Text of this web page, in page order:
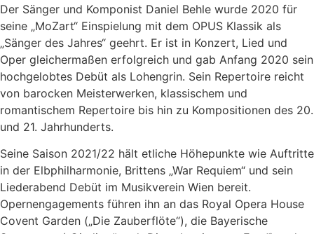
Der Sänger und Komponist Daniel Behle wurde 2020 für
seine „MoZart“ Einspielung mit dem OPUS Klassik als
„Sänger des Jahres“ geehrt. Er ist in Konzert, Lied und
Oper gleichermaßen erfolgreich und gab Anfang 2020 sein
hochgelobtes Debüt als Lohengrin. Sein Repertoire reicht
von barocken Meisterwerken, klassischem und
romantischem Repertoire bis hin zu Kompositionen des 20.
und 21. Jahrhunderts.
Seine Saison 2021/22 hält etliche Höhepunkte wie Auftritte
in der Elbphilharmonie, Brittens „War Requiem“ und sein
Liederabend Debüt im Musikverein Wien bereit.
Opernengagements führen ihn an das Royal Opera House
Covent Garden („Die Zauberflöte“), die Bayerische